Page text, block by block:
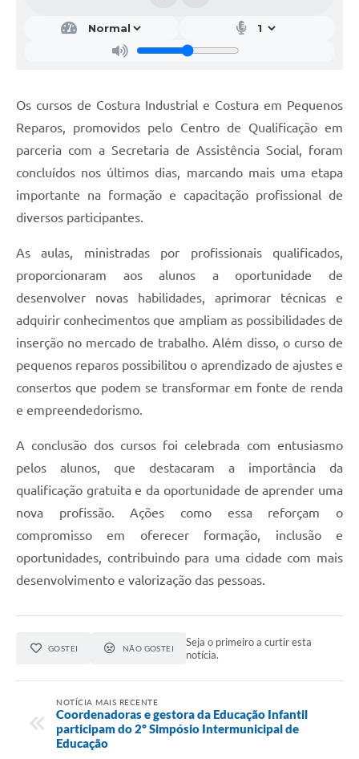
Os cursos de Costura Industrial e Costura em Pequenos
Reparos, promovidos pelo Centro de Qualificação em
parceria com a Secretaria de Assistência Social, foram
concluídos nos últimos dias, marcando mais uma etapa
importante na formação e capacitação profissional de
diversos participantes.
As aulas, ministradas por profissionais qualificados,
proporcionaram aos alunos a oportunidade de
desenvolver novas habilidades, aprimorar técnicas e
adquirir conhecimentos que ampliam as possibilidades de
inserção no mercado de trabalho. Além disso, o curso de
pequenos reparos possibilitou o aprendizado de ajustes e
consertos que podem se transformar em fonte de renda
e empreendedorismo.
A conclusão dos cursos foi celebrada com entusiasmo
pelos alunos, que destacaram a importância da
qualificação gratuita e da oportunidade de aprender uma
nova profissão. Ações como essa reforçam o
compromisso em oferecer formação, inclusão e
oportunidades, contribuindo para uma cidade com mais
desenvolvimento e valorização das pessoas.
GOSTEI NÃO GOSTEI
Seja o primeiro a curtir esta
notícia.
NOTÍCIA MAIS RECENTE
Coordenadoras e gestora da Educação Infantil
participam do 2º Simpósio Intermunicipal de
Educação